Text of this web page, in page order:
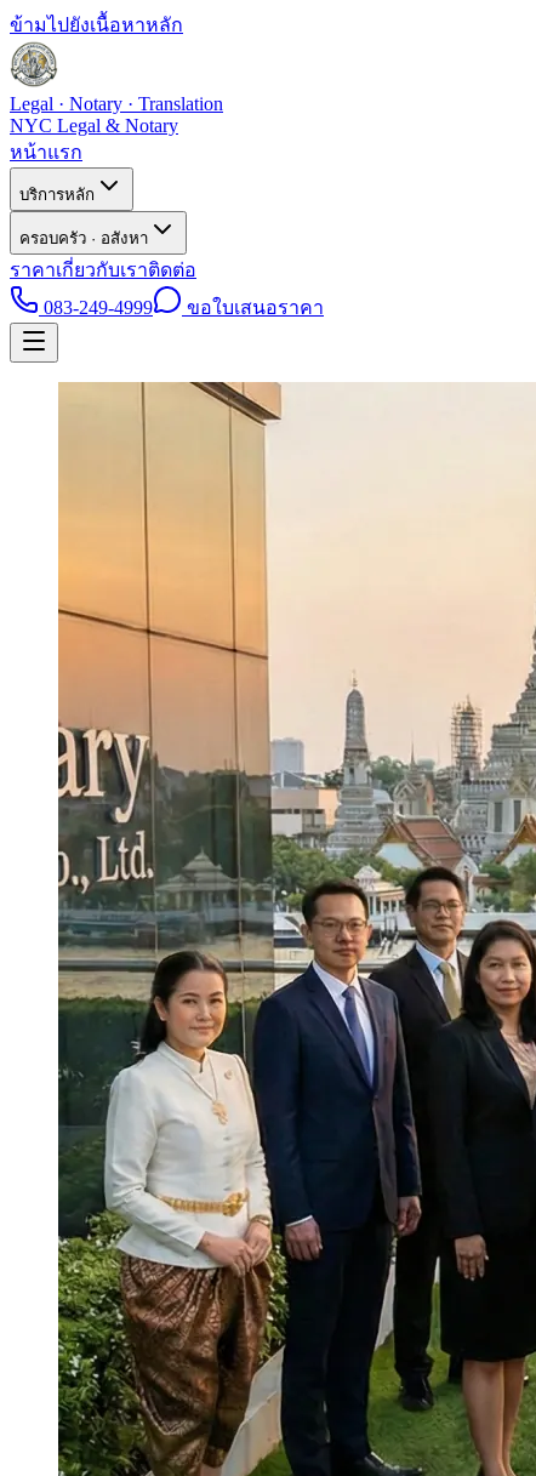
ข้ามไปยังเนื้อหาหลัก
Legal · Notary · Translation
NYC Legal & Notary
หน้าแรก
บริการหลัก
ครอบครัว · อสังหา
ราคาเกี่ยวกับเราติดต่อ
083-249-4999
ขอใบเสนอราคา